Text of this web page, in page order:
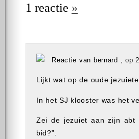
1 reactie »
Reactie van bernard , op
Lijkt wat op de oude
In het SJ klooster was het
Zei de jezuiet aan zijn
bid?”.